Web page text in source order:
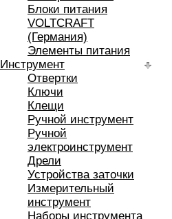
Блоки питания
VOLTCRAFT
(Германия)
Элементы питания
Инструмент
Отвертки
Ключи
Клещи
Ручной инструмент
Ручной
электроинструмент
Дрели
Устройства заточки
Измерительный
инструмент
Наборы инструмента